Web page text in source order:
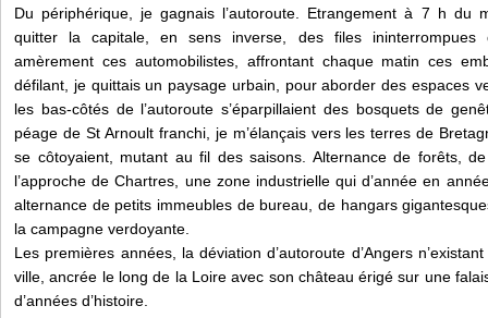
Du périphérique, je gagnais l’autoroute. Etrangement à 7 h du
quitter la capitale, en sens inverse, des files ininterrompues
amèrement ces automobilistes, affrontant chaque matin ces
défilant, je quittais un paysage urbain, pour aborder des espaces
les bas-côtés de l’autoroute s’éparpillaient des bosquets de
péage de St Arnoult franchi, je m’élançais vers les terres de
se côtoyaient, mutant au fil des saisons. Alternance de forêts,
l’approche de Chartres, une zone industrielle qui d’année en
alternance de petits immeubles de bureau, de hangars
la campagne verdoyante.
Les premières années, la déviation d’autoroute d’Angers
ville, ancrée le long de la Loire avec son château érigé sur une
d’années d’histoire.